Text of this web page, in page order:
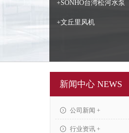
+SONHO台湾松河水泵
+文丘里风机
新闻中心 NEWS
公司新闻 +
行业资讯 +